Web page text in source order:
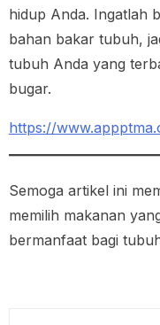
hidup Anda. Ingatlah
bahan bakar tubuh,
tubuh Anda yang
bugar.
https://
Semoga artikel ini
memilih makanan
bermanfaat bagi